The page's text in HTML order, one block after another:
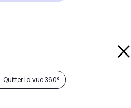
Quitter la vue 360°